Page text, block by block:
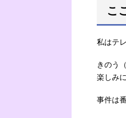
こ
私はテ
きのう
楽しみ
事件は